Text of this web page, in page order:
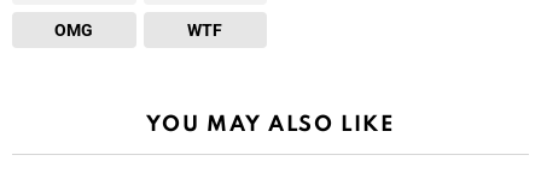
OMG WTF
YOU MAY ALSO LIKE